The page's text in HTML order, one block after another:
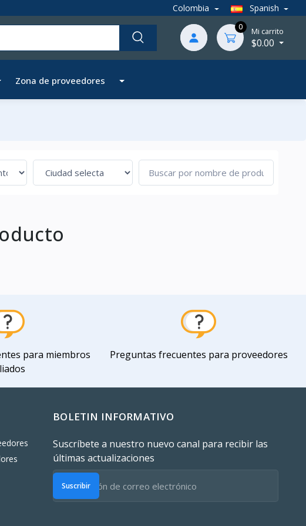
Colombia Spanish
0 Mi carrito
$0.00
Zona de proveedores
para miembros
Preguntas frecuentes para proveedores
BOLETIN INFORMATIVO
Suscríbete a nuestro nuevo canal para recibir las
últimas actualizaciones
Suscribir